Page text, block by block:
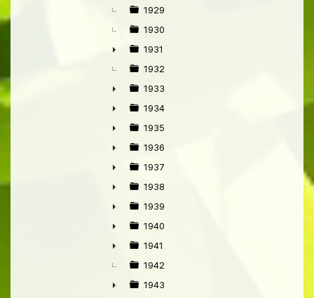
►
1929
1930
►
1931
1932
►
1933
►
1934
►
1935
►
1936
►
1937
►
1938
►
1939
►
1940
►
1941
1942
1943